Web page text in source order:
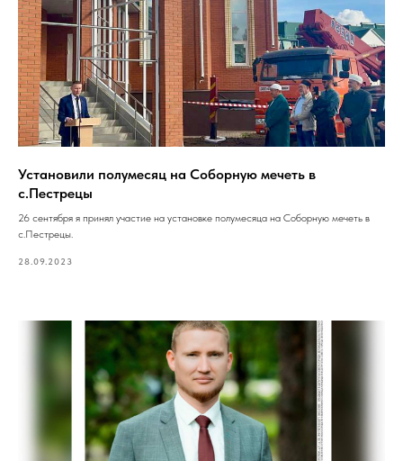
Установили полумесяц на Соборную мечеть в
с.Пестрецы
26 сентября я принял участие на установке полумесяца на Соборную мечеть в
с.Пестрецы.
28.09.2023